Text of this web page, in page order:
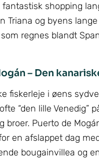
fantastisk shopping
Triana og byens
regnes blandt
– Den
fiskerleje i øens
“den lille Venedig”
broer. Puerto de
en afslappet dag
bougainvillea og